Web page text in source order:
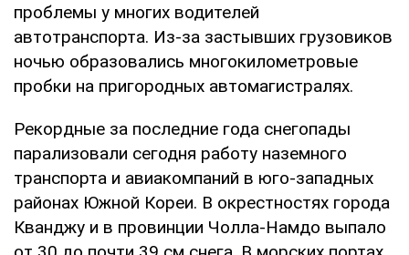
проблемы у многих водителей
автотранспорта. Из-за застывших грузовиков
ночью образовались многокилометровые
пробки на пригородных автомагистралях.
Рекордные за последние года снегопады
парализовали сегодня работу наземного
транспорта и авиакомпаний в юго-западных
районах Южной Кореи. В окрестностях города
Кванджу и в провинции Чолла-Намдо выпало